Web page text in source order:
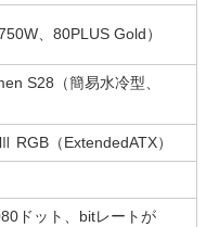
、80PLUS Gold）
S28（簡易水冷型、
RGB（ExtendedATX）
ドット、bitレートが